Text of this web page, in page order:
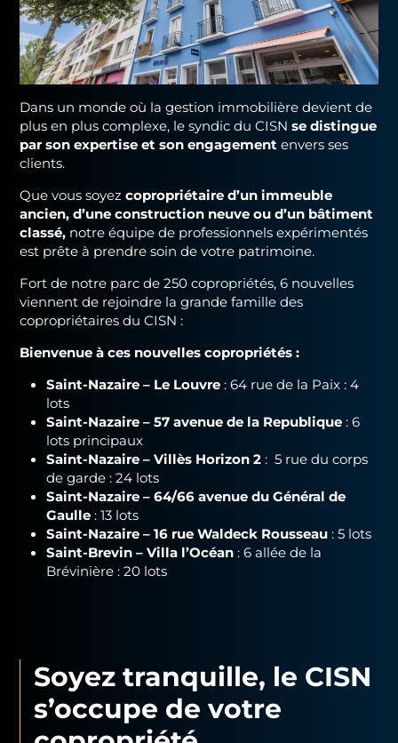
Dans un monde où la gestion immobilière devient de
plus en plus complexe, le syndic du CISNse distingue
par son expertise et son engagement envers ses
clients.
Que vous soyez copropriétaire d’un immeuble
ancien, d’une construction neuve ou d’un bâtiment
classé, notre équipe de professionnels expérimentés
est prête à prendre soin de votre patrimoine.
Fort de notre parc de 250 copropriétés, 6 nouvelles
viennent de rejoindre la grande famille des
copropriétaires du CISN :
Bienvenue à ces nouvelles copropriétés :
Saint-Nazaire – Le Louvre : 64 rue de la Paix : 4
lots
Saint-Nazaire – 57 avenue de la Republique : 6
lots principaux
Saint-Nazaire – Villès Horizon 2 : 5 rue du corps
de garde : 24 lots
Saint-Nazaire – 64/66 avenue du Général de
Gaulle : 13 lots
Saint-Nazaire – 16 rue Waldeck Rousseau : 5 lots
Saint-Brevin – Villa l’Océan : 6 allée de la
Brévinière : 20 lots
Soyez tranquille, le CISN
s’occupe de votre